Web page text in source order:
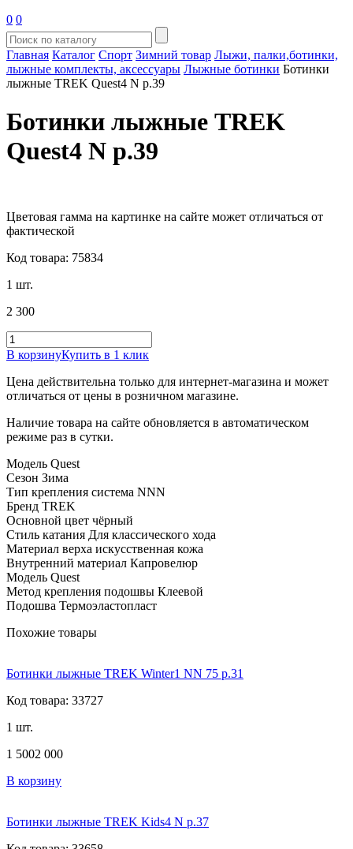
0 0
Главная Каталог Спорт Зимний товар Лыжи, палки,ботинки,
лыжные комплекты, аксессуары Лыжные ботинки Ботинки
лыжные TREK Quest4 N р.39
Ботинки лыжные TREK
Quest4 N р.39
Цветовая гамма на картинке на сайте может отличаться от
фактической
Код товара: 75834
1 шт.
2 300
В корзинуКупить в 1 клик
Цена действительна только для интернет-магазина и может
отличаться от цены в розничном магазине.
Наличие товара на сайте обновляется в автоматическом
режиме раз в сутки.
Модель Quest
Сезон Зима
Тип крепления система NNN
Бренд TREK
Основной цвет чёрный
Стиль катания Для классического хода
Материал верха искусственная кожа
Внутренний материал Капровелюр
Модель Quest
Метод крепления подошвы Клеевой
Подошва Термоэластопласт
Похожие товары
Ботинки лыжные TREK Winter1 NN 75 р.31
Код товара: 33727
1 шт.
1 5002 000
В корзину
Ботинки лыжные TREK Kids4 N р.37